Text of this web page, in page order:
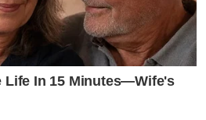
Life In 15 Minutes—Wife's